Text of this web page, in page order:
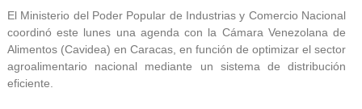
El Ministerio del Poder Popular de Industrias y Comercio Nacional
coordinó este lunes una agenda con la Cámara Venezolana de
Alimentos (Cavidea) en Caracas, en función de optimizar el sector
agroalimentario nacional mediante un sistema de distribución
eficiente.